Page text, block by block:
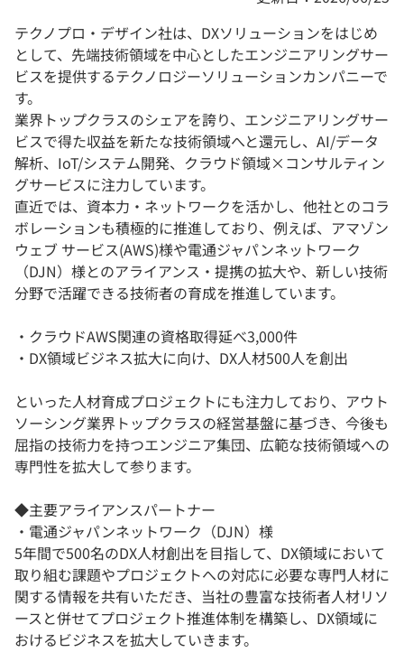
テクノプロ・デザイン社は、DXソリューションをはじめ
として、先端技術領域を中心としたエンジニアリングサー
ビスを提供するテクノロジーソリューションカンパニーで
す。
業界トップクラスのシェアを誇り、エンジニアリングサー
ビスで得た収益を新たな技術領域へと還元し、AI/データ
解析、IoT/システム開発、クラウド領域×コンサルティン
グサービスに注力しています。
直近では、資本力・ネットワークを活かし、他社とのコラ
ボレーションも積極的に推進しており、例えば、アマゾン
ウェブ サービス(AWS)様や電通ジャパンネットワーク
（DJN）様とのアライアンス・提携の拡大や、新しい技術
分野で活躍できる技術者の育成を推進しています。
・クラウドAWS関連の資格取得延べ3,000件
・DX領域ビジネス拡大に向け、DX人材500人を創出
といった人材育成プロジェクトにも注力しており、アウト
ソーシング業界トップクラスの経営基盤に基づき、今後も
屈指の技術力を持つエンジニア集団、広範な技術領域への
専門性を拡大して参ります。
◆主要アライアンスパートナー
・電通ジャパンネットワーク（DJN）様
5年間で500名のDX人材創出を目指して、DX領域において
取り組む課題やプロジェクトへの対応に必要な専門人材に
関する情報を共有いただき、当社の豊富な技術者人材リソ
ースと併せてプロジェクト推進体制を構築し、DX領域に
おけるビジネスを拡大していきます。